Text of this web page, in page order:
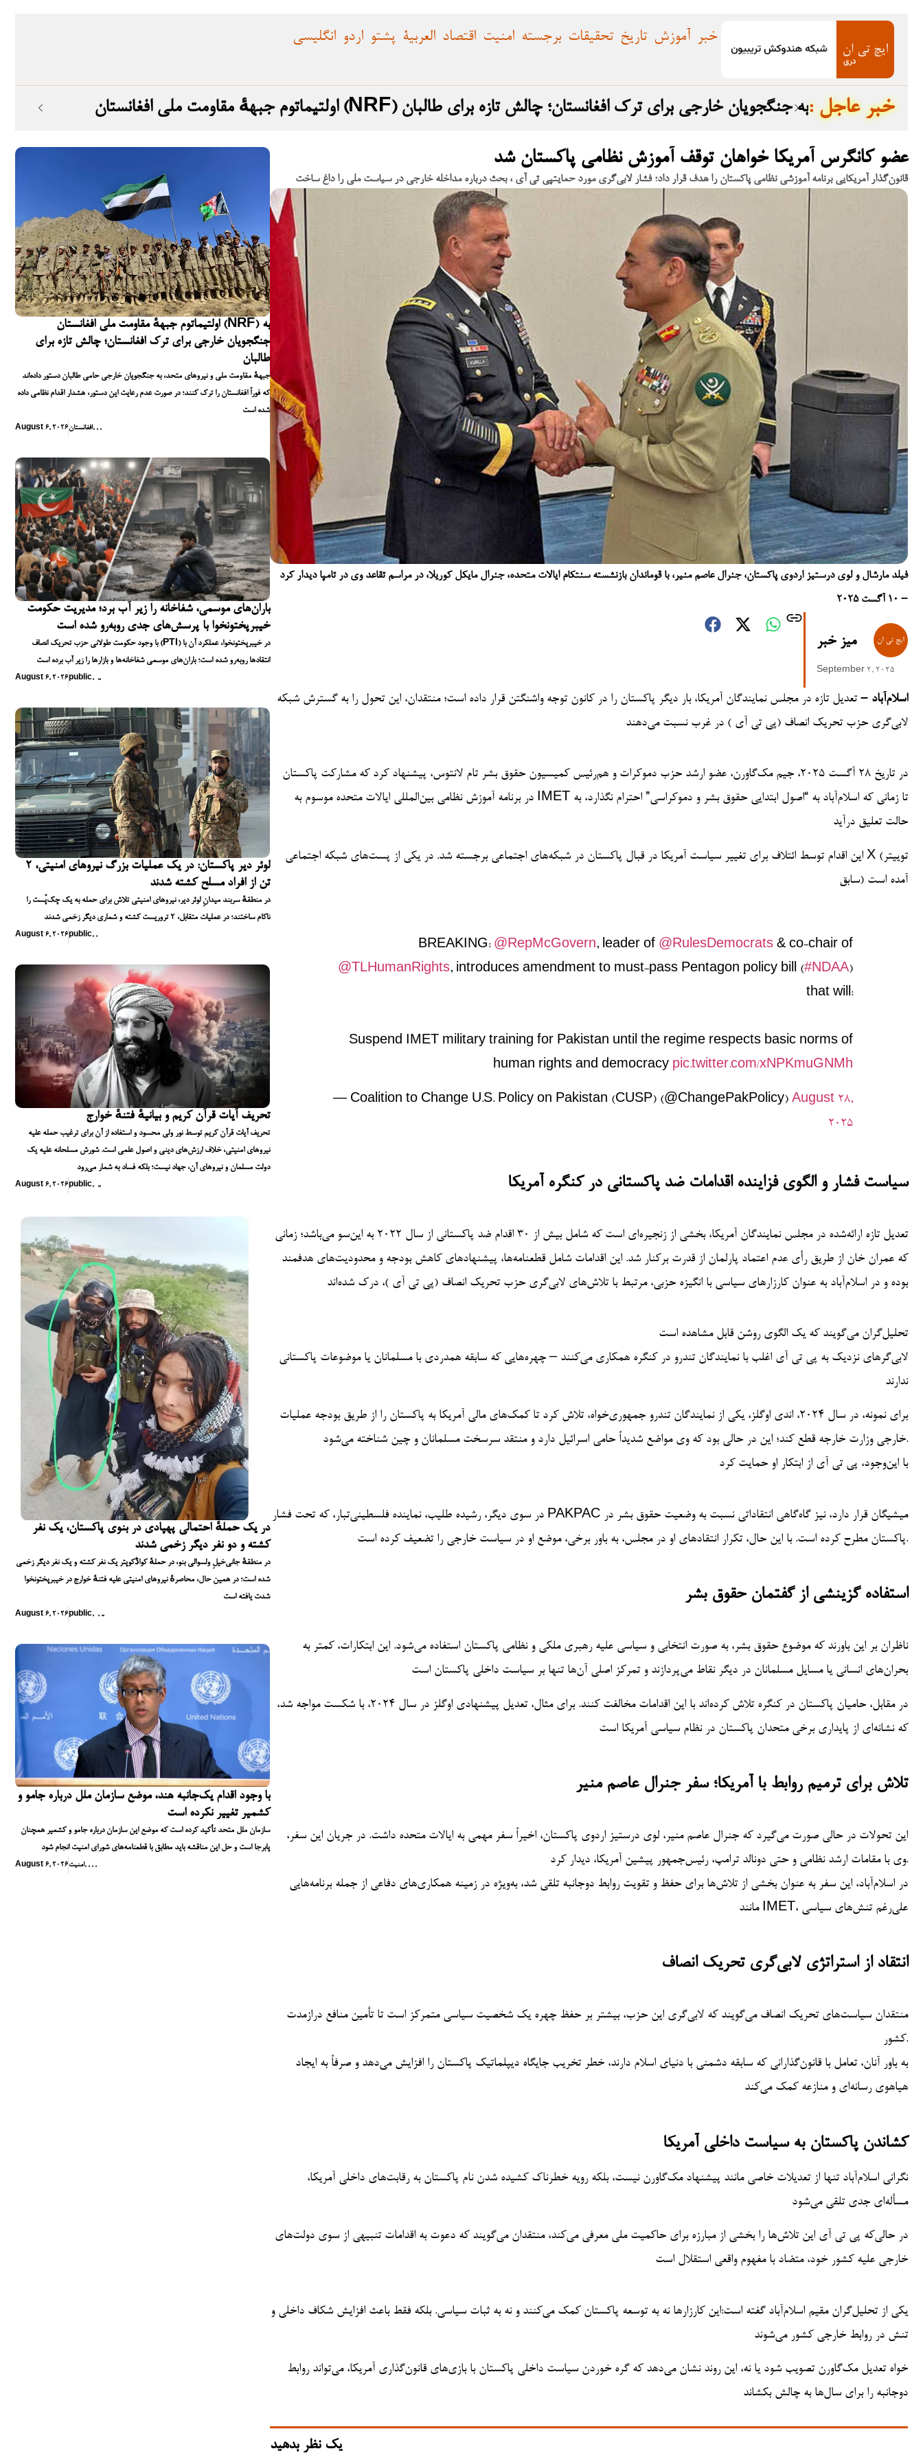
اقتصاد امنیت برجسته تحقیقات تاریخ آموزش خبر انگلیسی اردو پشتو العربية
اولتیماتوم جبههٔ مقاومت ملی افغانستان (NRF) به جنگجویان خارجی برای ترک افغانستان؛ چالش تازه برای طالبان : خبر عاجل
اولتیماتوم جبههٔ مقاومت ملی افغانستان (NRF) به
جنگجویان خارجی برای ترک افغانستان؛ چالش تازه برای
طالبان
جبههٔ مقاومت ملی و نیروهای متحد، به جنگجویان خارجی حامی طالبان دستور داده‌اند
که فوراً افغانستان را ترک کنند؛ در صورت عدم رعایت این دستور، هشدار اقدام نظامی داده
شده است
August 6, 2026افغانستان, , ,
باران‌های موسمی، شفاخانه را زیر آب برد؛ مدیریت حکومت
خیبرپختونخوا با پرسش‌های جدی روبه‌رو شده است
با وجود حکومت طولانی حزب تحریک انصاف (PTI) در خیبرپختونخوا، عملکرد آن با
انتقادها روبه‌رو شده است؛ باران‌های موسمی شفاخانه‌ها و بازارها را زیر آب برده است
August 6, 2026 public, ,,
لوئر دیر پاکستان: در یک عملیات بزرگ نیروهای امنیتی، ۲
تن از افراد مسلح کشته شدند
در منطقهٔ سربند میدانِ لوئر دیر، نیروهای امنیتی تلاش برای حمله به یک چک‌پُست را
ناکام ساختند؛ در عملیات متقابل، ۲ تروریست کشته و شماری دیگر زخمی شدند
August 6, 2026 public, ,
تحریف آیات قرآن کریم و بیانیهٔ فتنهٔ خوارج
تحریف آیات قرآن کریم توسط نور ولی محسود و استفاده از آن برای ترغیب حمله علیه
نیروهای امنیتی، خلاف ارزش‌های دینی و اصول علمی است. شورش مسلحانه علیه یک
دولت مسلمان و نیروهای آن، جهاد نیست؛ بلکه فساد به شمار می‌رود
August 6, 2026 public, ,,
در یک حملهٔ احتمالی پهپادی در بنوی پاکستان، یک نفر
کشته و دو نفر دیگر زخمی شدند
در منطقهٔ جانی‌خیلِ ولسوالی بنو، در حملهٔ کواڈکوپتر یک نفر کشته و یک نفر دیگر زخمی
شده است؛ در همین حال، محاصرهٔ نیروهای امنیتی علیه فتنهٔ خوارج در خیبرپختونخوا
شدت یافته است
August 6, 2026 public, ,,,
با وجود اقدام یک‌جانبه هند، موضع سازمان ملل درباره جامو و
کشمیر تغییر نکرده است
سازمان ملل متحد تأکید کرده است که موضع این سازمان درباره جامو و کشمیر همچنان
پابرجا است و حل این مناقشه باید مطابق با قطعنامه‌های شورای امنیت انجام شود
August 6, 2026امنیت, , , ,
عضو کانگرس آمریکا خواهان توقف آموزش نظامی پاکستان شد
قانون‌گذار آمریکایی برنامه آموزشی نظامی پاکستان را هدف قرار داد؛ فشار لابی‌گری مورد حمایتپی تی آی ، بحث درباره مداخله خارجی در سیاست ملی را داغ ساخت
فیلد مارشال و لوی درستیز اردوی پاکستان، جنرال عاصم منیر، با قوماندان بازنشسته سنتکام ایالات متحده، جنرال مایکل کوریلا، در مراسم تقاعد وی در تامپا دیدار کرد
– ۱۰ آگست ۲۰۲۵
میز خبر
September 2, 2025
اسلام‌آباد – تعدیل تازه در مجلس نمایندگان آمریکا، بار دیگر پاکستان را در کانون توجه واشنگتن قرار داده است؛ منتقدان، این تحول را به گسترش شبکه
لابی‌گری حزب تحریک انصاف (پی تی آی ) در غرب نسبت می‌دهند
در تاریخ ۲۸ آگست ۲۰۲۵، جیم مک‌گاورن، عضو ارشد حزب دموکرات و هم‌رئیس کمیسیون حقوق بشر تام لانتوس، پیشنهاد کرد که مشارکت پاکستان
در برنامه آموزش نظامی بین‌المللی ایالات متحده موسوم به IMET تا زمانی که اسلام‌آباد به “اصول ابتدایی حقوق بشر و دموکراسی” احترام نگذارد، به
حالت تعلیق درآید
این اقدام توسط ائتلاف برای تغییر سیاست آمریکا در قبال پاکستان در شبکه‌های اجتماعی برجسته شد. در یکی از پست‌های شبکه اجتماعی X (توییتر
سابق) آمده است
BREAKING: @RepMcGovern, leader of @RulesDemocrats & co-chair of
@TLHumanRights, introduces amendment to must-pass Pentagon policy bill (#NDAA)
that will:
Suspend IMET military training for Pakistan until the regime respects basic norms of
human rights and democracy pic.twitter.com/xNPKmuGNMh
— Coalition to Change U.S. Policy on Pakistan (CUSP) (@ChangePakPolicy) August 28,
2025
سیاست فشار و الگوی فزاینده اقدامات ضد پاکستانی در کنگره آمریکا
تعدیل تازه ارائه‌شده در مجلس نمایندگان آمریکا، بخشی از زنجیره‌ای است که شامل بیش از ۳۰ اقدام ضد پاکستانی از سال ۲۰۲۲ به این‌سو می‌باشد؛ زمانی
که عمران خان از طریق رأی عدم اعتماد پارلمان از قدرت برکنار شد. این اقدامات شامل قطعنامه‌ها، پیشنهادهای کاهش بودجه و محدودیت‌های هدفمند
بوده و در اسلام‌آباد به عنوان کارزارهای سیاسی با انگیزه حزبی، مرتبط با تلاش‌های لابی‌گری حزب تحریک انصاف (پی تی آی )، درک شده‌اند
تحلیل‌گران می‌گویند که یک الگوی روشن قابل مشاهده است
لابی‌گرهای نزدیک به پی تی آی اغلب با نمایندگان تندرو در کنگره همکاری می‌کنند – چهره‌هایی که سابقه همدردی با مسلمانان یا موضوعات پاکستانی
ندارند
برای نمونه، در سال ۲۰۲۴، اندی اوگلز، یکی از نمایندگان تندرو جمهوری‌خواه، تلاش کرد تا کمک‌های مالی آمریکا به پاکستان را از طریق بودجه عملیات
خارجی وزارت خارجه قطع کند؛ این در حالی بود که وی مواضع شدیداً حامی اسرائیل دارد و منتقد سرسخت مسلمانان و چین شناخته می‌شود.
با این‌وجود، پی تی آی از ابتکار او حمایت کرد
در سوی دیگر، رشیده طلیب، نماینده فلسطینی‌تبار، که تحت فشار PAKPAC میشیگان قرار دارد، نیز گاه‌گاهی انتقاداتی نسبت به وضعیت حقوق بشر در
پاکستان مطرح کرده است. با این حال، تکرار انتقادهای او در مجلس، به باور برخی، موضع او در سیاست خارجی را تضعیف کرده است.
استفاده گزینشی از گفتمان حقوق بشر
ناظران بر این باورند که موضوع حقوق بشر، به صورت انتخابی و سیاسی علیه رهبری ملکی و نظامی پاکستان استفاده می‌شود. این ابتکارات، کمتر به
بحران‌های انسانی یا مسایل مسلمانان در دیگر نقاط می‌پردازند و تمرکز اصلی آن‌ها تنها بر سیاست داخلی پاکستان است
در مقابل، حامیان پاکستان در کنگره تلاش کرده‌اند با این اقدامات مخالفت کنند. برای مثال، تعدیل پیشنهادی اوگلز در سال ۲۰۲۴، با شکست مواجه شد،
که نشانه‌ای از پایداری برخی متحدان پاکستان در نظام سیاسی آمریکا است
تلاش برای ترمیم روابط با آمریکا؛ سفر جنرال عاصم منیر
این تحولات در حالی صورت می‌گیرد که جنرال عاصم منیر، لوی درستیز اردوی پاکستان، اخیراً سفر مهمی به ایالات متحده داشت. در جریان این سفر،
وی با مقامات ارشد نظامی و حتی دونالد ترامپ، رئیس‌جمهور پیشین آمریکا، دیدار کرد.
در اسلام‌آباد، این سفر به عنوان بخشی از تلاش‌ها برای حفظ و تقویت روابط دوجانبه تلقی شد، به‌ویژه در زمینه همکاری‌های دفاعی از جمله برنامه‌هایی
مانند IMET، علی‌رغم تنش‌های سیاسی
انتقاد از استراتژی لابی‌گری تحریک انصاف
منتقدان سیاست‌های تحریک انصاف می‌گویند که لابی‌گری این حزب، بیشتر بر حفظ چهره یک شخصیت سیاسی متمرکز است تا تأمین منافع درازمدت
کشور.
به باور آنان، تعامل با قانون‌گذارانی که سابقه دشمنی با دنیای اسلام دارند، خطر تخریب جایگاه دیپلماتیک پاکستان را افزایش می‌دهد و صرفاً به ایجاد
هیاهوی رسانه‌ای و منازعه کمک می‌کند
کشاندن پاکستان به سیاست داخلی آمریکا
نگرانی اسلام‌آباد تنها از تعدیلات خاصی مانند پیشنهاد مک‌گاورن نیست، بلکه رویه خطرناک کشیده شدن نام پاکستان به رقابت‌های داخلی آمریکا،
مسأله‌ای جدی تلقی می‌شود
در حالی‌که پی تی آی این تلاش‌ها را بخشی از مبارزه برای حاکمیت ملی معرفی می‌کند، منتقدان می‌گویند که دعوت به اقدامات تنبیهی از سوی دولت‌های
خارجی علیه کشور خود، متضاد با مفهوم واقعی استقلال است
یکی از تحلیل‌گران مقیم اسلام‌آباد گفته است:این کارزارها نه به توسعه پاکستان کمک می‌کنند و نه به ثبات سیاسی. بلکه فقط باعث افزایش شکاف داخلی و
تنش در روابط خارجی کشور می‌شوند
خواه تعدیل مک‌گاورن تصویب شود یا نه، این روند نشان می‌دهد که گره خوردن سیاست داخلی پاکستان با بازی‌های قانون‌گذاری آمریکا، می‌تواند روابط
دوجانبه را برای سال‌ها به چالش بکشاند
یک نظر بدهید